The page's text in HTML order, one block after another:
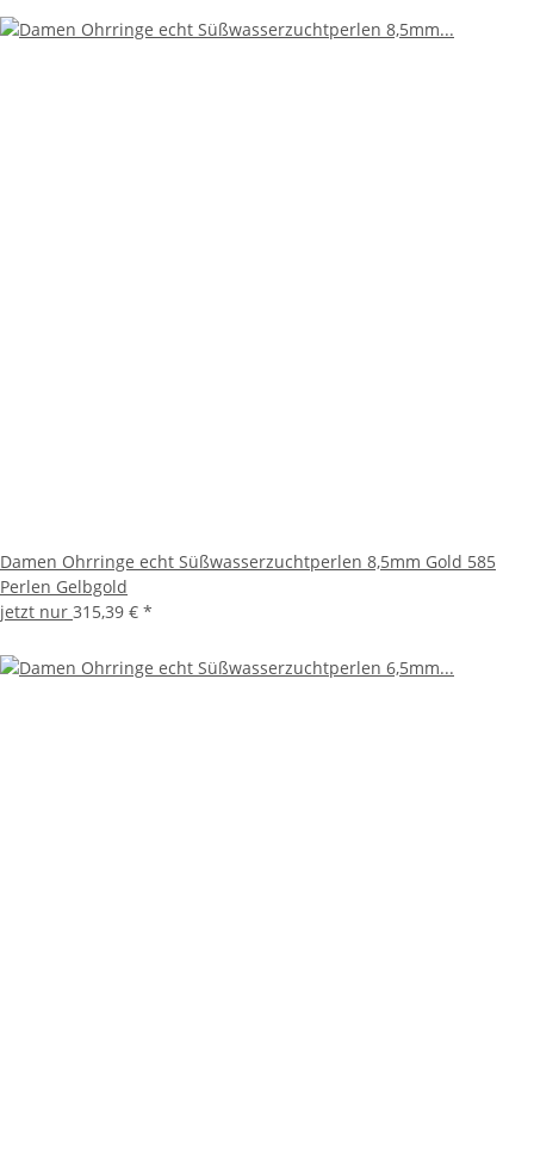
Damen Ohrringe echt Süßwasserzuchtperlen 8,5mm Gold 585
Perlen Gelbgold
jetzt nur 315,39 € *